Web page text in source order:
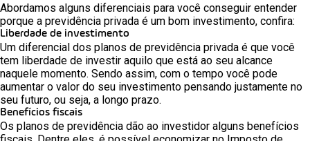
Abordamos alguns diferenciais para você conseguir entender
porque a previdência privada é um bom investimento, confira:
Liberdade de investimento
Um diferencial dos planos de previdência privada é que você
tem liberdade de investir aquilo que está ao seu alcance
naquele momento. Sendo assim, com o tempo você pode
aumentar o valor do seu investimento pensando justamente no
seu futuro, ou seja, a longo prazo.
Benefícios fiscais
Os planos de previdência dão ao investidor alguns benefícios